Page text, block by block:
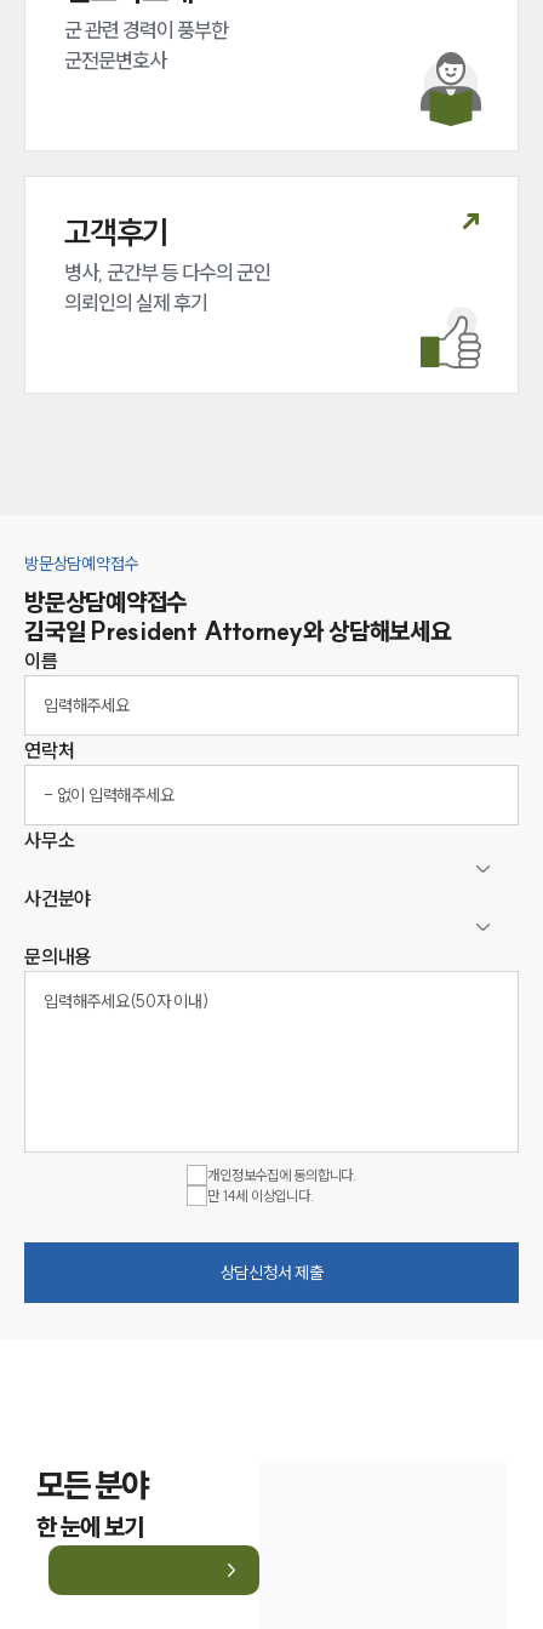
군 관련 경력이 풍부한
군전문변호사
고객후기
병사, 군간부 등 다수의 군인
의뢰인의 실제 후기
방문상담예약접수
방문상담예약접수
김국일 President Attorney와 상담해보세요
이름
연락처
사무소
사건분야
문의내용
개인정보수집에 동의합니다.
만 14세 이상입니다.
상담신청서 제출
모든 분야
한 눈에 보기